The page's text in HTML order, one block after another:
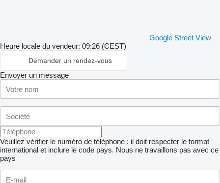
Google Street View
Heure locale du vendeur: 09:26 (CEST)
Demander un rendez-vous
Envoyer un message
Veuillez vérifier le numéro de téléphone : il doit respecter le format
international et inclure le code pays. Nous ne travaillons pas avec ce
pays